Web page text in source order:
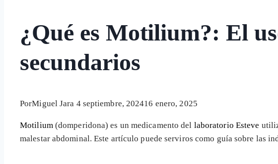
¿Qué es Motilium?: El
secundarios
PorMiguel Jara 4 septiembre, 202416 enero, 2025
Motilium (domperidona) es un medicamento del laboratorio Esteve
malestar abdominal. Este artículo puede serviros como guía sobre las